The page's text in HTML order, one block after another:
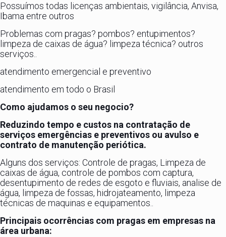
Possuímos todas licenças ambientais, vigilância, Anvisa,
Ibama entre outros
Problemas com pragas? pombos? entupimentos?
limpeza de caixas de água? limpeza técnica? outros
serviços..
atendimento emergencial e preventivo
atendimento em todo o Brasil
Como ajudamos o seu negocio?
Reduzindo tempo e custos na contratação de
serviços emergências e preventivos ou avulso e
contrato de manutenção periótica.
Alguns dos serviços: Controle de pragas, Limpeza de
caixas de água, controle de pombos com captura,
desentupimento de redes de esgoto e fluviais, analise de
água, limpeza de fossas, hidrojateamento, limpeza
técnicas de maquinas e equipamentos..
Principais ocorrências com pragas em empresas na
área urbana: